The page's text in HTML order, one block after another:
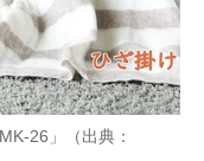
26」（出典：